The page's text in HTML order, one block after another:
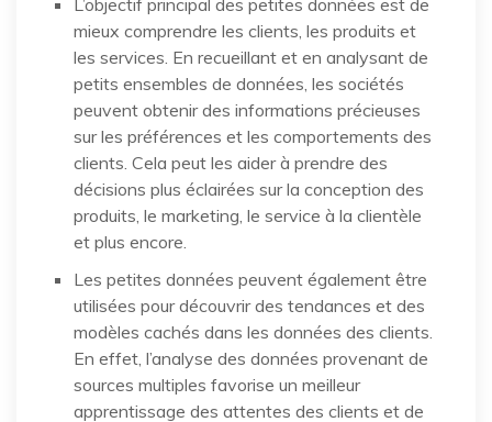
mieux comprendre les clients, les produits et
les services. En recueillant et en analysant de
petits ensembles de données, les sociétés
peuvent obtenir des informations précieuses
sur les préférences et les comportements des
clients. Cela peut les aider à prendre des
décisions plus éclairées sur la conception des
produits, le marketing, le service à la clientèle
et plus encore.
Les petites données peuvent également être
utilisées pour découvrir des tendances et des
modèles cachés dans les données des clients.
En effet, l’analyse des données provenant de
sources multiples favorise un meilleur
apprentissage des attentes des clients et de